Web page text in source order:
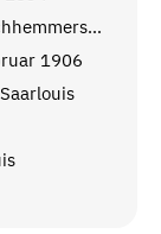
Kerprichhemmersdorf, Saarlouis
1906